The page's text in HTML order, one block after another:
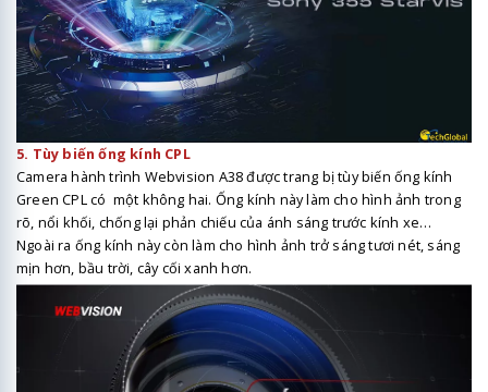
5. Tùy biến ống kính CPL
Camera hành trình Webvision A38 được trang bị tùy biến ống kính
Green CPL có một không hai. Ống kính này làm cho hình ảnh trong
rõ, nổi khối, chống lại phản chiếu của ánh sáng trước kính xe…
Ngoài ra ống kính này còn làm cho hình ảnh trở sáng tươi nét, sáng
mịn hơn, bầu trời, cây cối xanh hơn.